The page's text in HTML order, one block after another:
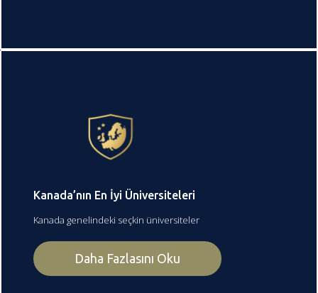
Kanada’nın En İyi Üniversiteleri
Kanada genelindeki seçkin üniversiteler
Daha Fazlasını Oku